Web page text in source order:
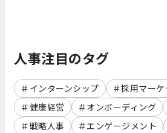
人事注目のタグ
インターンシップ
採用マー
健康経営
オンボーディング
戦略人事
エンゲージメント